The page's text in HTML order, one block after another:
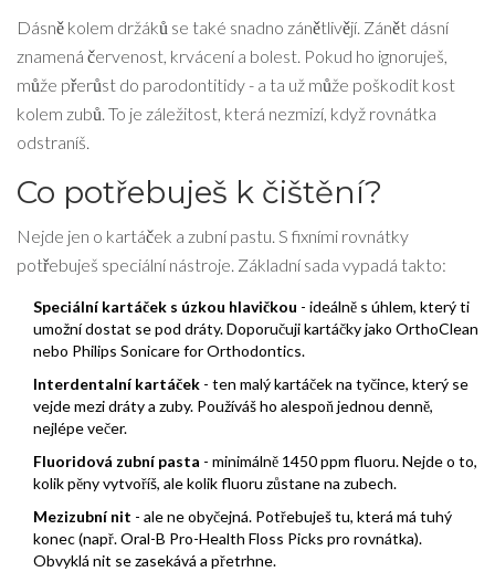
Dásně kolem držáků se také snadno zánětlivějí. Zánět dásní
znamená červenost, krvácení a bolest. Pokud ho ignoruješ,
může přerůst do parodontitidy - a ta už může poškodit kost
kolem zubů. To je záležitost, která nezmizí, když rovnátka
odstraníš.
Co potřebuješ k čištění?
Nejde jen o kartáček a zubní pastu. S fixními rovnátky
potřebuješ speciální nástroje. Základní sada vypadá takto:
Speciální kartáček s úzkou hlavičkou - ideálně s úhlem, který ti
umožní dostat se pod dráty. Doporučuji kartáčky jako OrthoClean
nebo Philips Sonicare for Orthodontics.
Interdentalní kartáček - ten malý kartáček na tyčince, který se
vejde mezi dráty a zuby. Používáš ho alespoň jednou denně,
nejlépe večer.
Fluoridová zubní pasta - minimálně 1450 ppm fluoru. Nejde o to,
kolik pěny vytvoříš, ale kolik fluoru zůstane na zubech.
Mezizubní nit - ale ne obyčejná. Potřebuješ tu, která má tuhý
konec (např. Oral-B Pro-Health Floss Picks pro rovnátka).
Obvyklá nit se zasekává a přetrhne.